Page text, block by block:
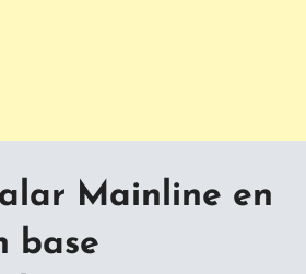
Mainline en
base